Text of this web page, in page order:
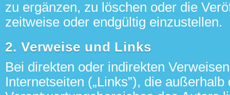
zu ergänzen, zu löschen oder die
zeitweise oder endgültig einzustellen.
2. Verweise und Links
Bei direkten oder indirekten
Internetseiten („Links”), die außerhalb